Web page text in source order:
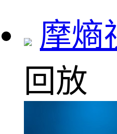
摩熵
回放